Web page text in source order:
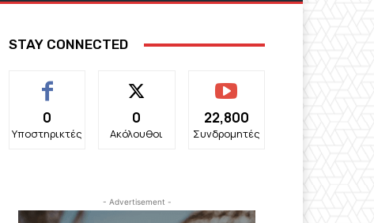
STAY CONNECTED
0
Υποστηρικτές
0
Ακόλουθοι
22,800
Συνδρομητές
- Advertisement -